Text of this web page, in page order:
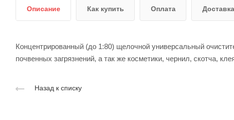
Описание Как купить Оплата Доставка
Концентрированный (до 1:80) щелочной универсальный
почвенных загрязнений, а так же косметики, чернил, скотча,
Назад к списку